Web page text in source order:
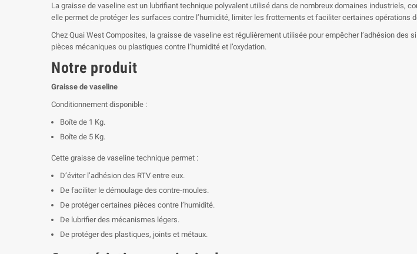
La graisse de vaseline est un lubrifiant technique polyvalent utilisé dans de nombreux domaines industriels,
elle permet de protéger les surfaces contre l’humidité, limiter les frottements et faciliter certaines opérations
Chez Quai West Composites, la graisse de vaseline est régulièrement utilisée pour empêcher l’adhésion
pièces mécaniques ou plastiques contre l’humidité et l’oxydation.
Notre produit
Graisse de vaseline
Conditionnement disponible :
Boîte de 1 Kg.
Boîte de 5 Kg.
Cette graisse de vaseline technique permet :
D’éviter l’adhésion des RTV entre eux.
De faciliter le démoulage des contre-moules.
De protéger certaines pièces contre l’humidité.
De lubrifier des mécanismes légers.
De protéger des plastiques, joints et métaux.